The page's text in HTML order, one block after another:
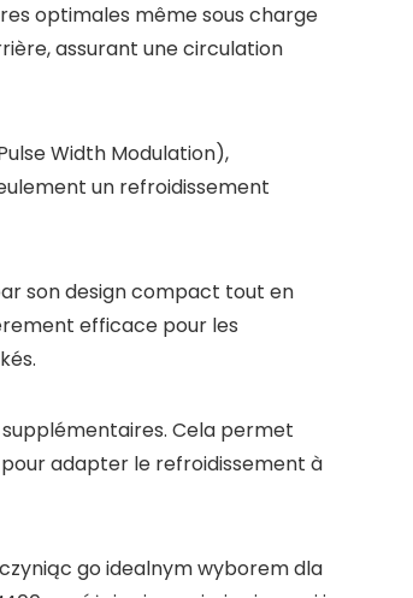
optimales même sous charge
assurant une circulation
Width Modulation),
un refroidissement
son design compact tout en
efficace pour les
Cela permet
pour adapter le refroidissement à
go idealnym wyborem dla